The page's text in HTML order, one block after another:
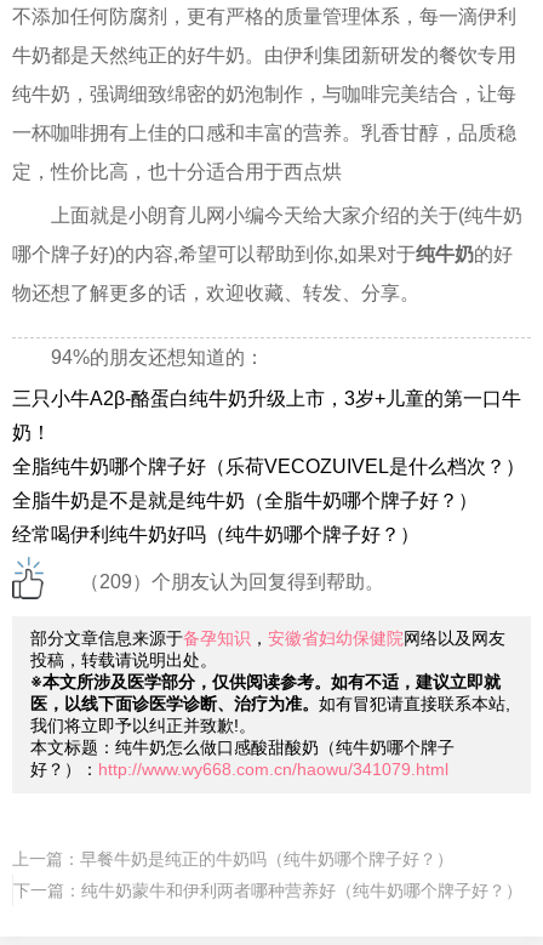
不添加任何防腐剂，更有严格的质量管理体系，每一滴伊利
牛奶都是天然纯正的好牛奶。由伊利集团新研发的餐饮专用
纯牛奶，强调细致绵密的奶泡制作，与咖啡完美结合，让每
一杯咖啡拥有上佳的口感和丰富的营养。乳香甘醇，品质稳
定，性价比高，也十分适合用于西点烘
上面就是小朗育儿网小编今天给大家介绍的关于(纯牛奶
哪个牌子好)的内容,希望可以帮助到你,如果对于纯牛奶的好
物还想了解更多的话，欢迎收藏、转发、分享。
94%的朋友还想知道的：
三只小牛A2β-酪蛋白纯牛奶升级上市，3岁+儿童的第一口牛
奶！
全脂纯牛奶哪个牌子好（乐荷VECOZUIVEL是什么档次？）
全脂牛奶是不是就是纯牛奶（全脂牛奶哪个牌子好？）
经常喝伊利纯牛奶好吗（纯牛奶哪个牌子好？）
（209）个朋友认为回复得到帮助。
部分文章信息来源于备孕知识 ， 安徽省妇幼保健院网络以及网友
投稿，转载请说明出处。
※本文所涉及医学部分，仅供阅读参考。如有不适，建议立即就
医，以线下面诊医学诊断、治疗为准。 如有冒犯请直接联系本站,
我们将立即予以纠正并致歉!。
本文标题：纯牛奶怎么做口感酸甜酸奶（纯牛奶哪个牌子
好？）： http://www.wy668.com.cn/haowu/341079.html
上一篇： 早餐牛奶是纯正的牛奶吗（纯牛奶哪个牌子好？）
下一篇： 纯牛奶蒙牛和伊利两者哪种营养好（纯牛奶哪个牌子好？）